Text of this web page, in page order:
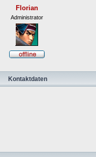
Florian
Administrator
Kontaktdaten